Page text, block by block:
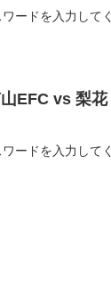
ードを入力してく
EFC vs 梨花
ードを入力してく